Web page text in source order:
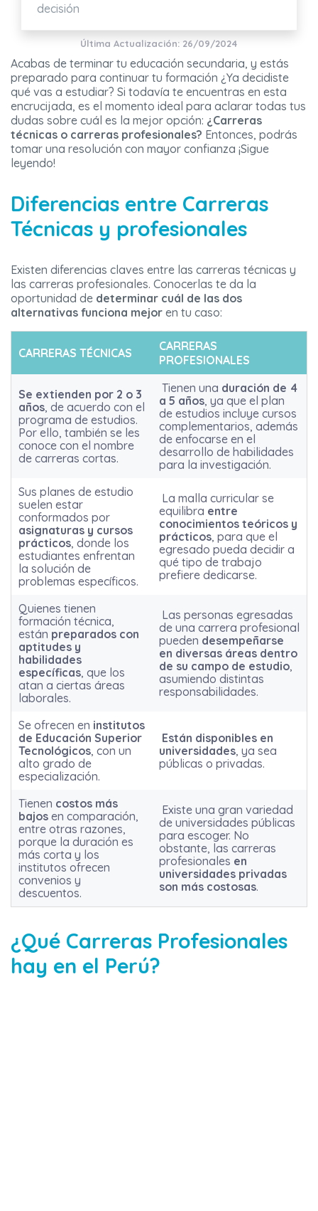
decisión
Última Actualización: 26/09/2024
Acabas de terminar tu educación secundaria, y estás
preparado para continuar tu formación ¿Ya decidiste
qué vas a estudiar? Si todavía te encuentras en esta
encrucijada, es el momento ideal para aclarar todas tus
dudas sobre cuál es la mejor opción: ¿Carreras
técnicas o carreras profesionales? Entonces, podrás
tomar una resolución con mayor confianza ¡Sigue
leyendo!
Diferencias entre Carreras
Técnicas y profesionales
Existen diferencias claves entre las carreras técnicas y
las carreras profesionales. Conocerlas te da la
oportunidad de determinar cuál de las dos
alternativas funciona mejor en tu caso:
CARRERAS TÉCNICAS
CARRERAS
PROFESIONALES
Se extienden por 2 o 3
años, de acuerdo con el
programa de estudios.
Por ello, también se les
conoce con el nombre
de carreras cortas.
Tienen una duración de 4
a 5 años, ya que el plan
de estudios incluye cursos
complementarios, además
de enfocarse en el
desarrollo de habilidades
para la investigación.
Sus planes de estudio
suelen estar
conformados por
asignaturas y cursos
prácticos, donde los
estudiantes enfrentan
la solución de
problemas específicos.
La malla curricular se
equilibra entre
conocimientos teóricos y
prácticos, para que el
egresado pueda decidir a
qué tipo de trabajo
prefiere dedicarse.
Quienes tienen
formación técnica,
están preparados con
aptitudes y
habilidades
específicas, que los
atan a ciertas áreas
laborales.
Las personas egresadas
de una carrera profesional
pueden desempeñarse
en diversas áreas dentro
de su campo de estudio,
asumiendo distintas
responsabilidades.
Se ofrecen en institutos
de Educación Superior
Tecnológicos, con un
alto grado de
especialización.
Están disponibles en
universidades, ya sea
públicas o privadas.
Tienen costos más
bajos en comparación,
entre otras razones,
porque la duración es
más corta y los
institutos ofrecen
convenios y
descuentos.
Existe una gran variedad
de universidades públicas
para escoger. No
obstante, las carreras
profesionales en
universidades privadas
son más costosas.
¿Qué Carreras Profesionales
hay en el Perú?